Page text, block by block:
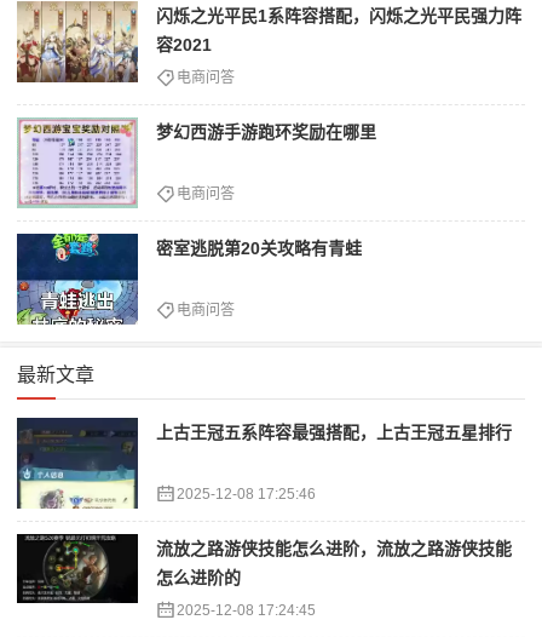
闪烁之光平民1系阵容搭配，闪烁之光平民强力阵
容2021
电商问答
梦幻西游手游跑环奖励在哪里
电商问答
密室逃脱第20关攻略有青蛙
电商问答
最新文章
上古王冠五系阵容最强搭配，上古王冠五星排行
2025-12-08 17:25:46
流放之路游侠技能怎么进阶，流放之路游侠技能
怎么进阶的
2025-12-08 17:24:45